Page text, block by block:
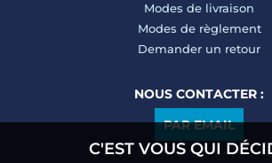
Modes de livraison
Modes de règlement
Demander un retour
NOUS CONTACTER :
PAR EMAIL
C'EST VOUS QUI